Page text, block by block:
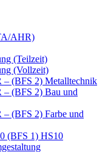
AHR)
(Teilzeit)
(Vollzeit)
– (BFS 2) Metalltechnik
– (BFS 2) Bau und
– (BFS 2) Farbe und
(BFS 1) HS10